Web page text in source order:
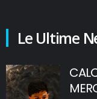
Le Ultime